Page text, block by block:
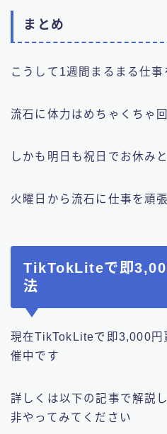
まとめ
こうして1週間まるまる仕事
流石に体力はめちゃくちゃ
しかも明日も祝日でお休み
火曜日から流石に仕事を頑
TikTokLiteで即
法
現在TikTokLiteで即3,000円
催中です
詳しくは以下の記事で解説
非やってみてください